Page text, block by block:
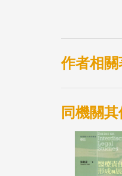
作者相關
同機關